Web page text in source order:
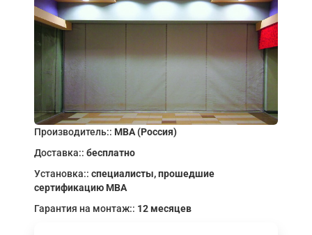
Производитель:: МВА (Россия)
Доставка:: бесплатно
Установка:: специалисты, прошедшие
сертификацию МВА
Гарантия на монтаж:: 12 месяцев